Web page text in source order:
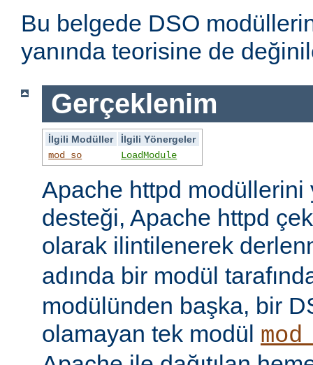
Bu belgede DSO
yanında teorisine de
Gerçeklenim
İlgili Modüller
İlgili Yönergeler
mod_so
LoadModule
Apache httpd
desteği, Apache httpd
olarak ilintilenerek
adında bir modül
modülünden başka, bir
olamayan tek modül